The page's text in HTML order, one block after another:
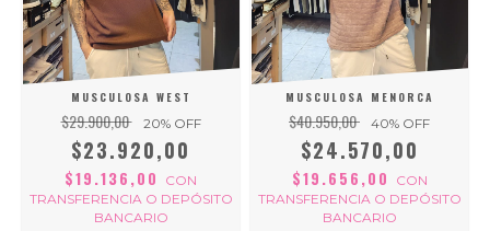
MUSCULOSA WEST
$29.900,00 20% OFF
$23.920,00
$19.136,00
CON
TRANSFERENCIA O DEPÓSITO
BANCARIO
MUSCULOSA MENORCA
$40.950,00 40% OFF
$24.570,00
$19.656,00
CON
TRANSFERENCIA O DEPÓSITO
BANCARIO